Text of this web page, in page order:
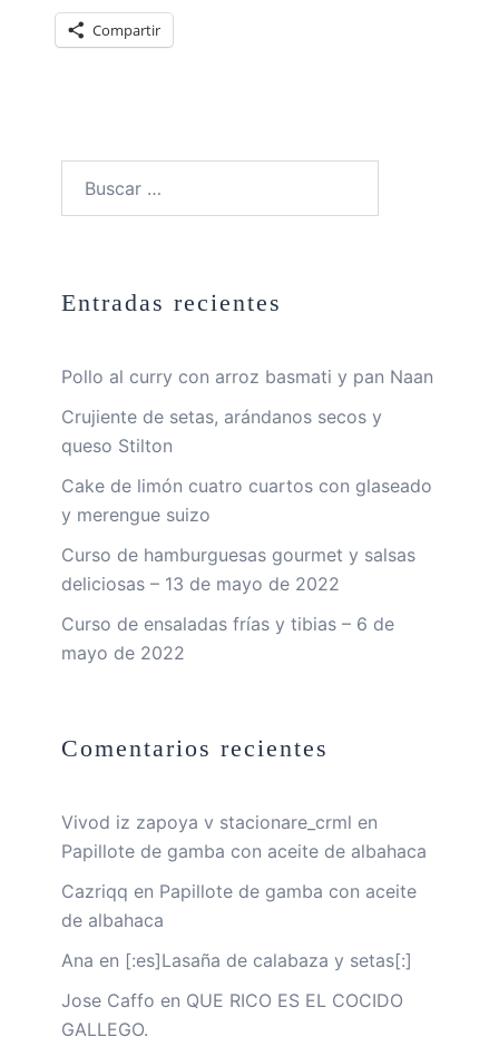
Compartir
Entradas recientes
Pollo al curry con arroz basmati y pan Naan
Crujiente de setas, arándanos secos y
queso Stilton
Cake de limón cuatro cuartos con glaseado
y merengue suizo
Curso de hamburguesas gourmet y salsas
deliciosas – 13 de mayo de 2022
Curso de ensaladas frías y tibias – 6 de
mayo de 2022
Comentarios recientes
Vivod iz zapoya v stacionare_crml en
Papillote de gamba con aceite de albahaca
Cazriqq en Papillote de gamba con aceite
de albahaca
Ana en [:es]Lasaña de calabaza y setas[:]
Jose Caffo en QUE RICO ES EL COCIDO
GALLEGO.